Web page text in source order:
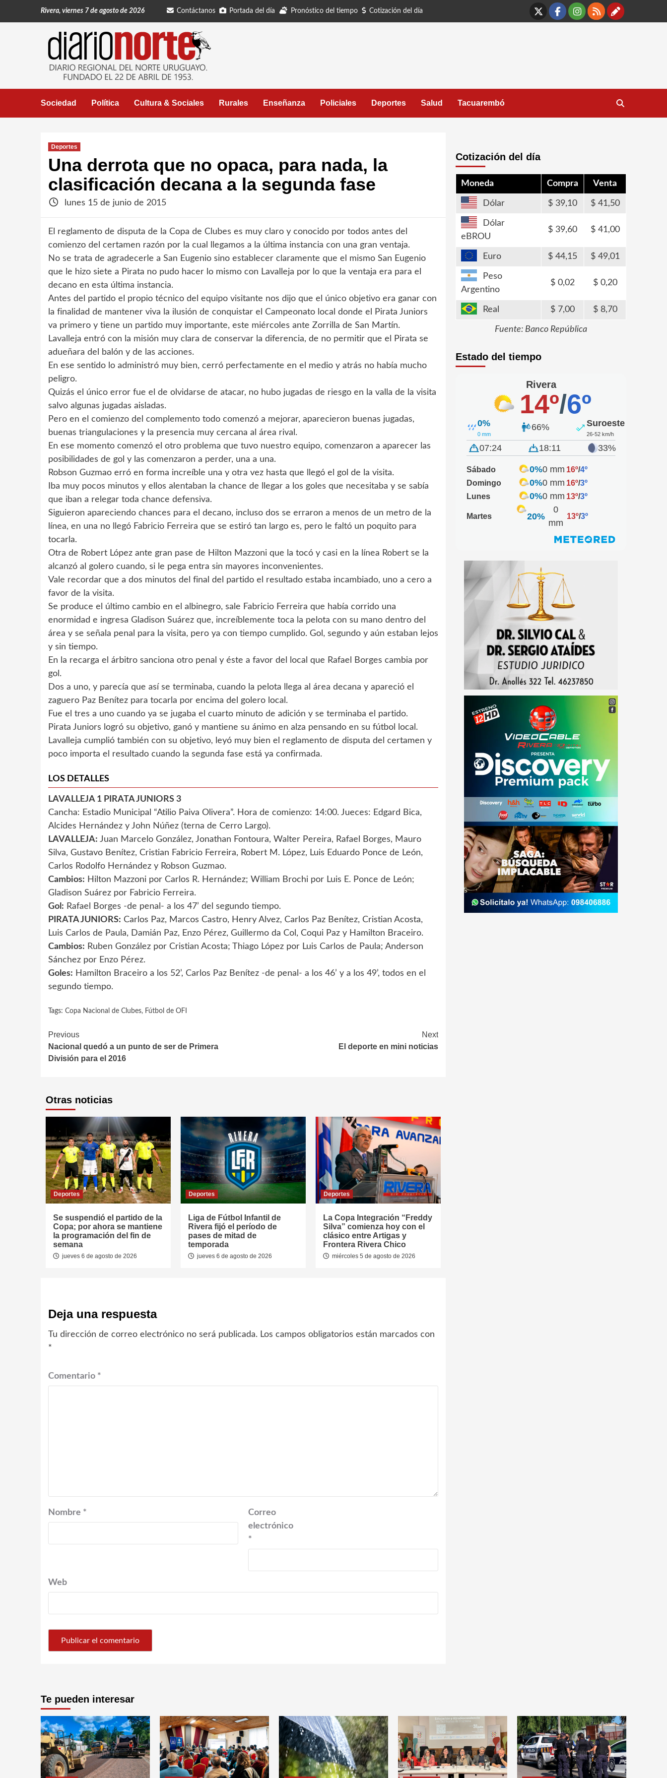
Rivera, viernes 7 de agosto de 2026 Contáctanos Portada del día Pronóstico del tiempo Cotización del día
X Facebook
Instagram
RSS
Sociedad Política Cultura & Sociales Rurales Enseñanza Policiales Deportes Salud Tacuarembó
Deportes
Una derrota que no opaca, para nada, la
clasificación decana a la segunda fase
lunes 15 de junio de 2015
El reglamento de disputa de la Copa de Clubes es muy claro y conocido por todos antes del
comienzo del certamen razón por la cual llegamos a la última instancia con una gran ventaja.
No se trata de agradecerle a San Eugenio sino establecer claramente que el mismo San Eugenio
que le hizo siete a Pirata no pudo hacer lo mismo con Lavalleja por lo que la ventaja era para el
decano en esta última instancia.
Antes del partido el propio técnico del equipo visitante nos dijo que el único objetivo era ganar con
la finalidad de mantener viva la ilusión de conquistar el Campeonato local donde el Pirata Juniors
va primero y tiene un partido muy importante, este miércoles ante Zorrilla de San Martín.
Lavalleja entró con la misión muy clara de conservar la diferencia, de no permitir que el Pirata se
adueñara del balón y de las acciones.
En ese sentido lo administró muy bien, cerró perfectamente en el medio y atrás no había mucho
peligro.
Quizás el único error fue el de olvidarse de atacar, no hubo jugadas de riesgo en la valla de la visita
salvo algunas jugadas aisladas.
Pero en el comienzo del complemento todo comenzó a mejorar, aparecieron buenas jugadas,
buenas triangulaciones y la presencia muy cercana al área rival.
En ese momento comenzó el otro problema que tuvo nuestro equipo, comenzaron a aparecer las
posibilidades de gol y las comenzaron a perder, una a una.
Robson Guzmao erró en forma increíble una y otra vez hasta que llegó el gol de la visita.
Iba muy pocos minutos y ellos alentaban la chance de llegar a los goles que necesitaba y se sabía
que iban a relegar toda chance defensiva.
Siguieron apareciendo chances para el decano, incluso dos se erraron a menos de un metro de la
línea, en una no llegó Fabricio Ferreira que se estiró tan largo es, pero le faltó un poquito para
tocarla.
Otra de Robert López ante gran pase de Hilton Mazzoni que la tocó y casi en la línea Robert se la
alcanzó al golero cuando, si le pega entra sin mayores inconvenientes.
Vale recordar que a dos minutos del final del partido el resultado estaba incambiado, uno a cero a
favor de la visita.
Se produce el último cambio en el albinegro, sale Fabricio Ferreira que había corrido una
enormidad e ingresa Gladison Suárez que, increíblemente toca la pelota con su mano dentro del
área y se señala penal para la visita, pero ya con tiempo cumplido. Gol, segundo y aún estaban lejos
y sin tiempo.
En la recarga el árbitro sanciona otro penal y éste a favor del local que Rafael Borges cambia por
gol.
Dos a uno, y parecía que así se terminaba, cuando la pelota llega al área decana y apareció el
zaguero Paz Benítez para tocarla por encima del golero local.
Fue el tres a uno cuando ya se jugaba el cuarto minuto de adición y se terminaba el partido.
Pirata Juniors logró su objetivo, ganó y mantiene su ánimo en alza pensando en su fútbol local.
Lavalleja cumplió también con su objetivo, leyó muy bien el reglamento de disputa del certamen y
poco importa el resultado cuando la segunda fase está ya confirmada.
LOS DETALLES
LAVALLEJA 1 PIRATA JUNIORS 3
Cancha: Estadio Municipal “Atilio Paiva Olivera”. Hora de comienzo: 14:00. Jueces: Edgard Bica,
Alcides Hernández y John Núñez (terna de Cerro Largo).
LAVALLEJA: Juan Marcelo González, Jonathan Fontoura, Walter Pereira, Rafael Borges, Mauro
Silva, Gustavo Benítez, Cristian Fabricio Ferreira, Robert M. López, Luis Eduardo Ponce de León,
Carlos Rodolfo Hernández y Robson Guzmao.
Cambios: Hilton Mazzoni por Carlos R. Hernández; William Brochi por Luis E. Ponce de León;
Gladison Suárez por Fabricio Ferreira.
Gol: Rafael Borges -de penal- a los 47’ del segundo tiempo.
PIRATA JUNIORS: Carlos Paz, Marcos Castro, Henry Alvez, Carlos Paz Benítez, Cristian Acosta,
Luis Carlos de Paula, Damián Paz, Enzo Pérez, Guillermo da Col, Coqui Paz y Hamilton Braceiro.
Cambios: Ruben González por Cristian Acosta; Thiago López por Luis Carlos de Paula; Anderson
Sánchez por Enzo Pérez.
Goles: Hamilton Braceiro a los 52’, Carlos Paz Benítez -de penal- a los 46’ y a los 49’, todos en el
segundo tiempo.
Tags: Copa Nacional de Clubes, Fútbol de OFI
Continue
Reading
Previous
Nacional quedó a un punto de ser de Primera
División para el 2016
Next
El deporte en mini noticias
Otras noticias
Deportes
Se suspendió el partido de la
Copa; por ahora se mantiene
la programación del fin de
semana
jueves 6 de agosto de 2026
Deportes
Liga de Fútbol Infantil de
Rivera fijó el período de
pases de mitad de
temporada
jueves 6 de agosto de 2026
Deportes
La Copa Integración “Freddy
Silva” comienza hoy con el
clásico entre Artigas y
Frontera Rivera Chico
miércoles 5 de agosto de 2026
Deja una respuesta
Tu dirección de correo electrónico no será publicada. Los campos obligatorios están marcados con
*
Comentario *
Nombre *
Correo
electrónico
*
Web
Cotización del día
Moneda Compra Venta
Dólar 39,10 41,50
Dólar
eBROU
39,60 41,00
Euro 44,15 49,01
Peso
Argentino
0,02 0,20
Real 7,00 8,70
Fuente: Banco República
Estado del tiempo
Rivera
14º/6º
0%
0 mm
66% Suroeste
26-52 km/h
07:24 18:11 33%
Sábado 0%0 mm 16º/4º
Domingo
0%0 mm 16º/3º
Lunes
0%0 mm 13º/3º
Martes 20%
0
mm
13º/3º
Te pueden interesar